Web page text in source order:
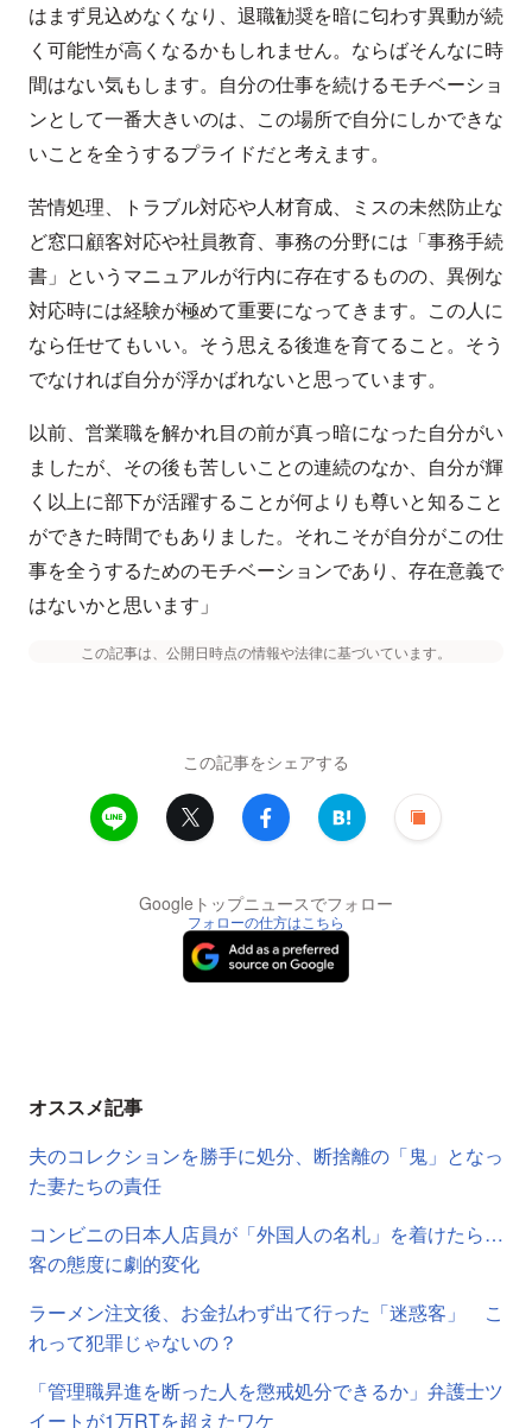
はまず見込めなくなり、退職勧奨を暗に匂わす異動が続
く可能性が高くなるかもしれません。ならばそんなに時
間はない気もします。自分の仕事を続けるモチベーショ
ンとして一番大きいのは、この場所で自分にしかできな
いことを全うするプライドだと考えます。
苦情処理、トラブル対応や人材育成、ミスの未然防止な
ど窓口顧客対応や社員教育、事務の分野には「事務手続
書」というマニュアルが行内に存在するものの、異例な
対応時には経験が極めて重要になってきます。この人に
なら任せてもいい。そう思える後進を育てること。そう
でなければ自分が浮かばれないと思っています。
以前、営業職を解かれ目の前が真っ暗になった自分がい
ましたが、その後も苦しいことの連続のなか、自分が輝
く以上に部下が活躍することが何よりも尊いと知ること
ができた時間でもありました。それこそが自分がこの仕
事を全うするためのモチベーションであり、存在意義で
はないかと思います」
この記事は、公開日時点の情報や法律に基づいています。
この記事をシェアする
Googleトップニュースでフォロー
フォローの仕方はこちら
オススメ記事
夫のコレクションを勝手に処分、断捨離の「鬼」となっ
た妻たちの責任
コンビニの日本人店員が「外国人の名札」を着けたら…
客の態度に劇的変化
ラーメン注文後、お金払わず出て行った「迷惑客」 こ
れって犯罪じゃないの？
「管理職昇進を断った人を懲戒処分できるか」弁護士ツ
イートが1万RTを超えたワケ